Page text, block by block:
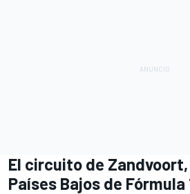
El circuito de Zandvoort,
Países Bajos de Fórmula